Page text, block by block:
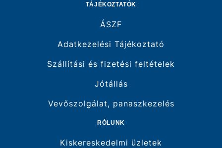
TÁJÉKOZTATÓK
ÁSZF
Adatkezelési Tájékoztató
Szállítási és fizetési feltételek
Jótállás
Vevőszolgálat, panaszkezelés
RÓLUNK
Kiskereskedelmi üzletek